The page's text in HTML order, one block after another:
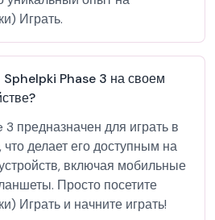
Играть.
Sphelpki Phase 3 на своем
3 предназначен для играть в
делает его доступным на
включая мобильные
Просто посетите
Играть и начните играть!